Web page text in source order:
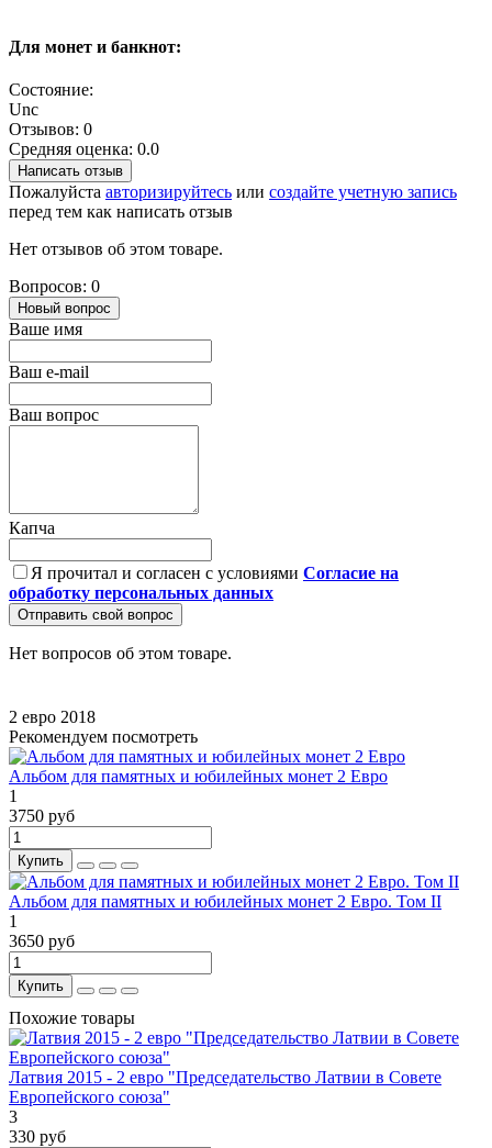
Для монет и банкнот:
Состояние:
Unc
Отзывов: 0
Средняя оценка: 0.0
Написать отзыв
Пожалуйста авторизируйтесь или создайте учетную запись
перед тем как написать отзыв
Нет отзывов об этом товаре.
Вопросов: 0
Новый вопрос
Ваше имя
Ваш e-mail
Ваш вопрос
Капча
Я прочитал и согласен с условиями Согласие на
обработку персональных данных
Отправить свой вопрос
Нет вопросов об этом товаре.
2 евро 2018
Рекомендуем посмотреть
Альбом для памятных и юбилейных монет 2 Евро
1
3750 руб
Купить
Альбом для памятных и юбилейных монет 2 Евро. Том II
1
3650 руб
Купить
Похожие товары
Латвия 2015 - 2 евро "Председательство Латвии в Совете
Европейского союза"
3
330 руб